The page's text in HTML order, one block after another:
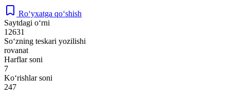
Ro‘yxatga qo‘shish
Saytdagi o‘rni
12631
So‘zning teskari yozilishi
rovanat
Harflar soni
7
Ko‘rishlar soni
247